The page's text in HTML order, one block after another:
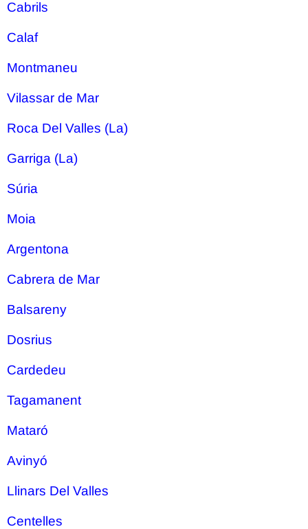
Cabrils
Calaf
Montmaneu
Vilassar de Mar
Roca Del Valles (La)
Garriga (La)
Súria
Moia
Argentona
Cabrera de Mar
Balsareny
Dosrius
Cardedeu
Tagamanent
Mataró
Avinyó
Llinars Del Valles
Centelles